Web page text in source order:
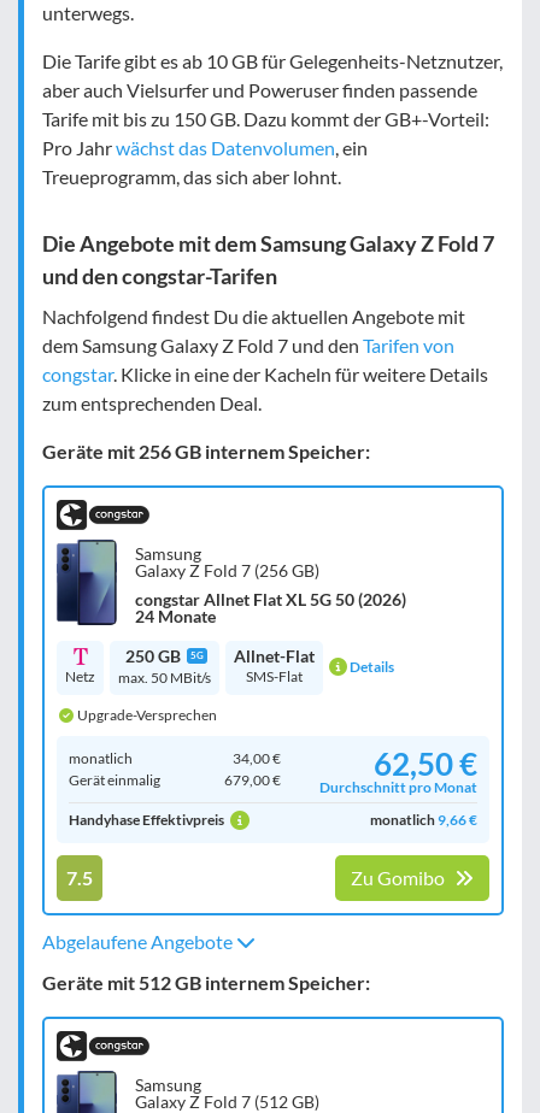
unterwegs.
Die Tarife gibt es ab 10 GB für Gelegenheits-Netznutzer,
aber auch Vielsurfer und Poweruser finden passende
Tarife mit bis zu 150 GB. Dazu kommt der GB+-Vorteil:
Pro Jahrwächst das Datenvolumen, ein
Treueprogramm, das sich aber lohnt.
Die Angebote mit dem Samsung Galaxy Z Fold 7
und den congstar-Tarifen
Nachfolgend findest Du die aktuellen Angebote mit
dem Samsung Galaxy Z Fold 7 und den Tarifen von
congstar. Klicke in eine der Kacheln für weitere Details
zum entsprechenden Deal.
Geräte mit 256 GB internem Speicher:
Samsung
Galaxy Z Fold 7 (256 GB)
congstar Allnet Flat XL 5G 50 (2026)
24 Monate
Netz
250 GB 5G
max. 50 MBit/s
Allnet-Flat
SMS-Flat Details
Upgrade-Versprechen
monatlich
34,00 €
Gerät einmalig
679,00 € 62,50 €
Durchschnitt pro Monat
Handyhase Effektivpreis
monatlich9,66 €
7.5 Zu Gomibo
Abgelaufene Angebote
Geräte mit 512 GB internem Speicher:
Samsung
Galaxy Z Fold 7 (512 GB)